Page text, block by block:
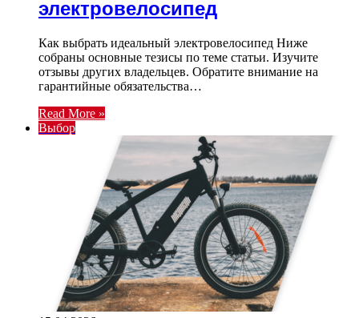
электровелосипед
Как выбрать идеальный электровелосипед Ниже
собраны основные тезисы по теме статьи. Изучите
отзывы других владельцев. Обратите внимание на
гарантийные обязательства…
Read More »
Выбор